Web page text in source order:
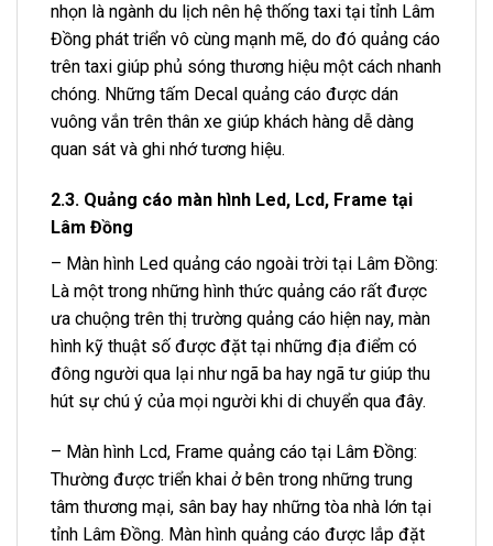
nhọn là ngành du lịch nên hệ thống taxi tại tỉnh Lâm
Đồng phát triển vô cùng mạnh mẽ, do đó quảng cáo
trên taxi giúp phủ sóng thương hiệu một cách nhanh
chóng. Những tấm Decal quảng cáo được dán
vuông vắn trên thân xe giúp khách hàng dễ dàng
quan sát và ghi nhớ tương hiệu.
2.3. Quảng cáo màn hình Led, Lcd, Frame tại
Lâm Đồng
– Màn hình Led quảng cáo ngoài trời tại Lâm Đồng:
Là một trong những hình thức quảng cáo rất được
ưa chuộng trên thị trường quảng cáo hiện nay, màn
hình kỹ thuật số được đặt tại những địa điểm có
đông người qua lại như ngã ba hay ngã tư giúp thu
hút sự chú ý của mọi người khi di chuyển qua đây.
– Màn hình Lcd, Frame quảng cáo tại Lâm Đồng:
Thường được triển khai ở bên trong những trung
tâm thương mại, sân bay hay những tòa nhà lớn tại
tỉnh Lâm Đồng. Màn hình quảng cáo được lắp đặt